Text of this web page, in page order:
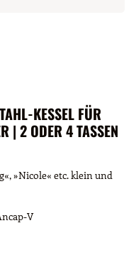
KESSEL FÜR
| 2 ODER 4 TASSEN
»Nicole« etc. klein und
V